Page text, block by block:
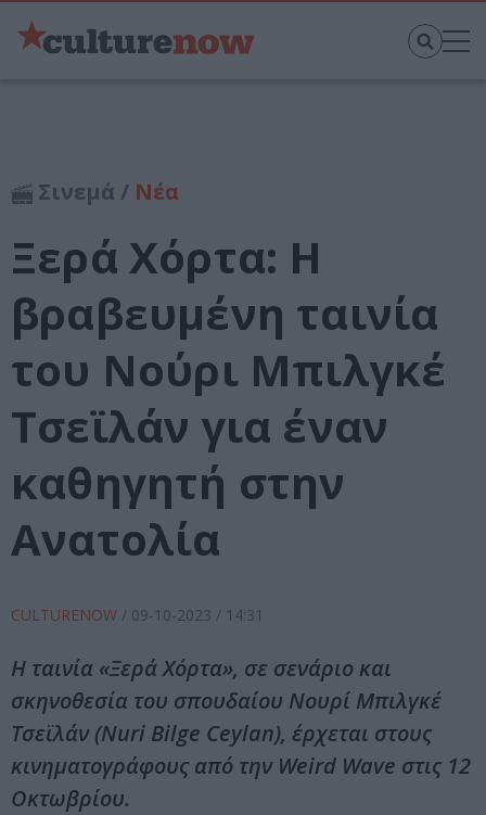
Σινεμά / Νέα
Ξερά Χόρτα: Η
βραβευμένη ταινία
του Νούρι Μπιλγκέ
Τσεϊλάν για έναν
καθηγητή στην
Ανατολία
CULTURENOW / 09-10-2023 / 14:31
Η ταινία «Ξερά Χόρτα», σε σενάριο και
σκηνοθεσία του σπουδαίου Νουρί Μπιλγκέ
Τσεϊλάν (Nuri Bilge Ceylan), έρχεται στους
κινηματογράφους από την Weird Wave στις 12
Οκτωβρίου.